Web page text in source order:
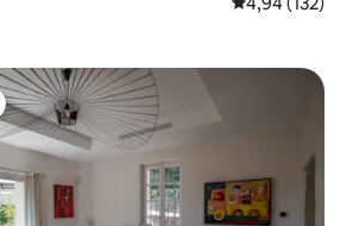
s oznakom „Odabrali gosti”